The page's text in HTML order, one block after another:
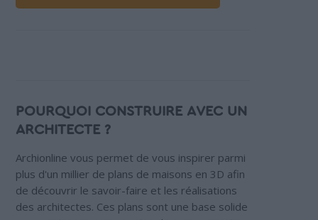
POURQUOI CONSTRUIRE AVEC UN
ARCHITECTE ?
Archionline vous permet de vous inspirer parmi
plus d'un millier de plans de maisons en 3D afin
de découvrir le savoir-faire et les réalisations
des architectes. Ces plans sont une base solide